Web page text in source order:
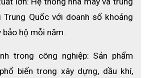
Safetoe L-7536 được thiết kế đặc biệt
vệ trong các môi trường lao động khó
Vì thế nhà sản xuất đã thiết kế các tính
Safetoe L-7536 được làm từ vật liệu chống
Trung Quốc với doanh số khoảng
hộ mỗi năm.
trong công nghiệp: Sản phẩm
biến trong xây dựng, dầu khí,